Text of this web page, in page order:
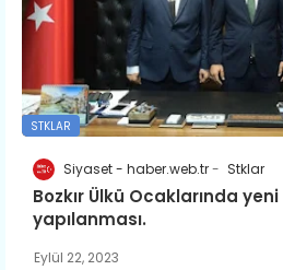
STKLAR
Siyaset - haber.web.tr Stklar
Bozkır Ülkü Ocaklarında
yapılanması.
Eylül 22, 2023